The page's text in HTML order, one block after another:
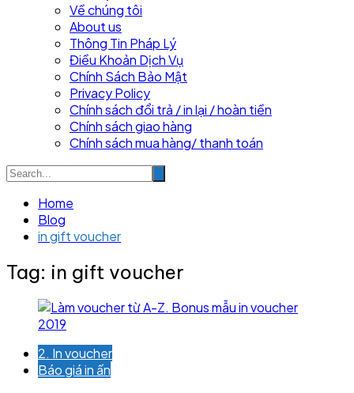
Về chúng tôi
About us
Thông Tin Pháp Lý
Điều Khoản Dịch Vụ
Chính Sách Bảo Mật
Privacy Policy
Chính sách đổi trả / in lại / hoàn tiền
Chính sách giao hàng
Chính sách mua hàng/ thanh toán
Home
Blog
in gift voucher
Tag: in gift voucher
2. In voucher
Báo giá in ấn